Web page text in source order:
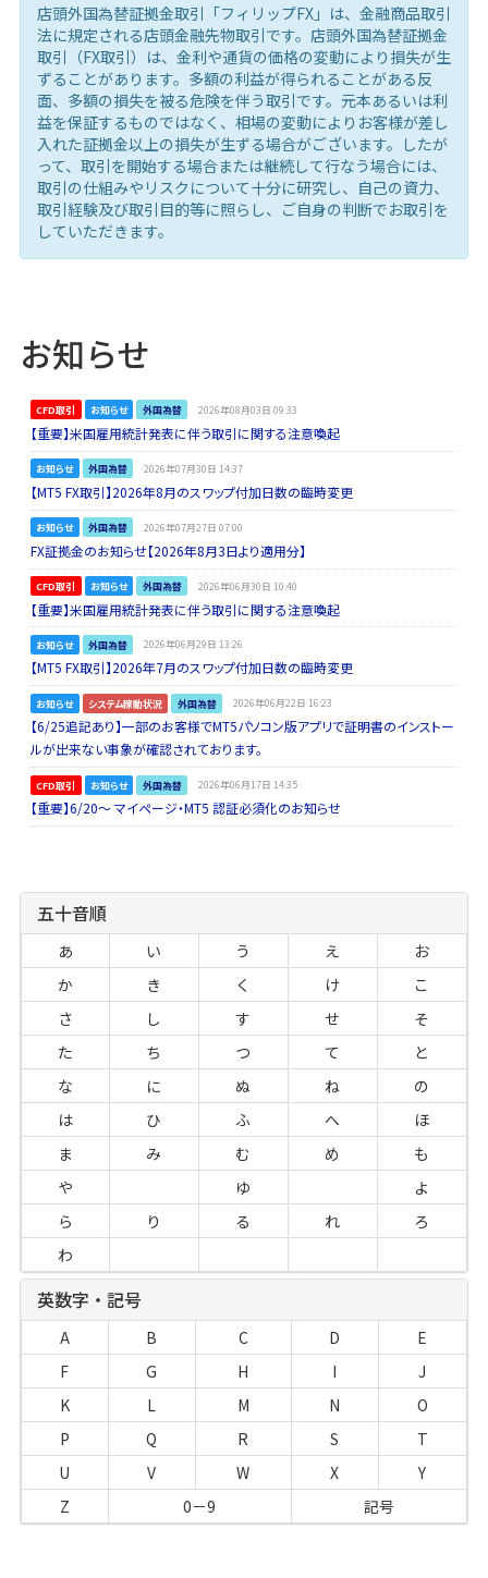
店頭外国為替証拠金取引「フィリップFX」は、金融商品取引
法に規定される店頭金融先物取引です。店頭外国為替証拠金
取引（FX取引）は、金利や通貨の価格の変動により損失が生
ずることがあります。多額の利益が得られることがある反
面、多額の損失を被る危険を伴う取引です。元本あるいは利
益を保証するものではなく、相場の変動によりお客様が差し
入れた証拠金以上の損失が生ずる場合がございます。したが
って、取引を開始する場合または継続して行なう場合には、
取引の仕組みやリスクについて十分に研究し、自己の資力、
取引経験及び取引目的等に照らし、ご自身の判断でお取引を
していただきます。
お知らせ
CFD取引 お知らせ 外国為替 2026年08月03日 09:33
【重要】米国雇用統計発表に伴う取引に関する注意喚起
お知らせ 外国為替 2026年07月30日 14:37
【MT5 FX取引】2026年8月のスワップ付加日数の臨時変更
お知らせ 外国為替 2026年07月27日 07:00
FX証拠金のお知らせ【2026年8月3日より適用分】
CFD取引 お知らせ 外国為替 2026年06月30日 10:40
【重要】米国雇用統計発表に伴う取引に関する注意喚起
お知らせ 外国為替 2026年06月29日 13:26
【MT5 FX取引】2026年7月のスワップ付加日数の臨時変更
お知らせ システム稼動状況 外国為替 2026年06月22日 16:23
【6/25追記あり】一部のお客様でMT5パソコン版アプリで証明書のインストー
ルが出来ない事象が確認されております。
CFD取引 お知らせ 外国為替 2026年06月17日 14:35
【重要】6/20～ マイページ・MT5 認証必須化のお知らせ
五十音順
あ い う え
お
か
き く け
こ
さ
し す せ
そ
た
ち つ て
と
な
に ぬ ね
の
は
ひ ふ へ
ほ
ま
み む め
も
や
ゆ
よ
ら
り る れ
ろ
わ
英数字・記号
A B C D
E
F
G H I
J
K
L M N
O
P
Q R S
T
U
V W X
Y
Z
0－9 記号